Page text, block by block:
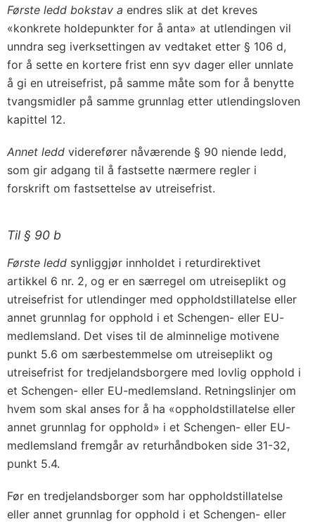
Første ledd bokstav a endres slik at det kreves
«konkrete holdepunkter for å anta» at utlendingen vil
unndra seg iverksettingen av vedtaket etter § 106 d,
for å sette en kortere frist enn syv dager eller unnlate
å gi en utreisefrist, på samme måte som for å benytte
tvangsmidler på samme grunnlag etter utlendingsloven
kapittel 12.
Annet ledd viderefører nåværende § 90 niende ledd,
som gir adgang til å fastsette nærmere regler i
forskrift om fastsettelse av utreisefrist.
Til § 90 b
Første ledd synliggjør innholdet i returdirektivet
artikkel 6 nr. 2, og er en særregel om utreiseplikt og
utreisefrist for utlendinger med oppholdstillatelse eller
annet grunnlag for opphold i et Schengen- eller EU-
medlemsland. Det vises til de alminnelige motivene
punkt 5.6 om særbestemmelse om utreiseplikt og
utreisefrist for tredjelandsborgere med lovlig opphold i
et Schengen- eller EU-medlemsland. Retningslinjer om
hvem som skal anses for å ha «oppholdstillatelse eller
annet grunnlag for opphold» i et Schengen- eller EU-
medlemsland fremgår av returhåndboken side 31-32,
punkt 5.4.
Før en tredjelandsborger som har oppholdstillatelse
eller annet grunnlag for opphold i et Schengen- eller